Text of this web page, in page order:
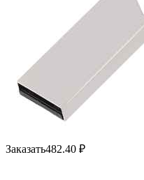
Заказать482.40 ₽